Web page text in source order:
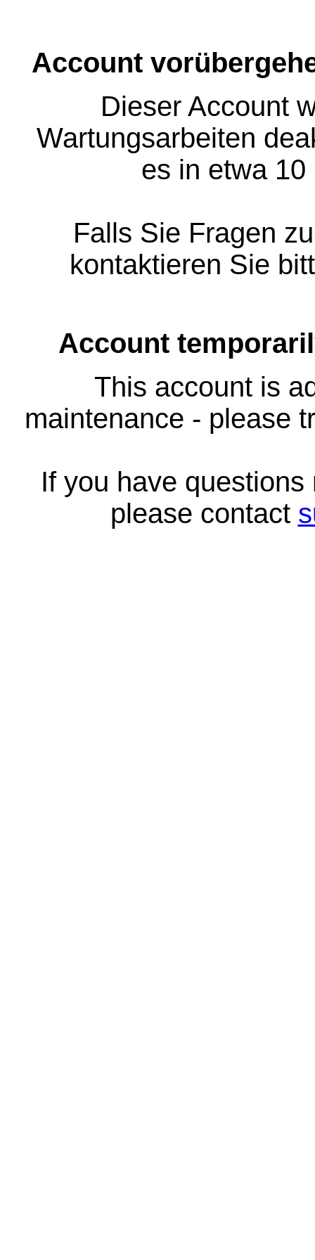
Account
Dieser Account
Wartungsarbeiten
es in etwa
Falls Sie Fragen
kontaktieren Sie
Account
This account is
maintenance - please
If you have
please contact